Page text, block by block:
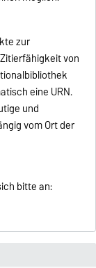
zur
von
eine URN.
und
vom Ort der
bitte an: